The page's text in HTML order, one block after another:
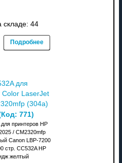
складе: 44
Подробнее
для
Color LaserJet
(304a)
771)
принтеров HP
/ CM2320mfp
Canon LBP-7200
стр. CC532A HP
желтый